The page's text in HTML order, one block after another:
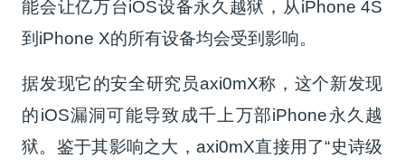
能会让亿万台iOS设备永久越狱，从iPhone 4S
到iPhone X的所有设备均会受到影响。
据发现它的安全研究员axi0mX称，这个新发现
的iOS漏洞可能导致成千上万部iPhone永久越
狱。鉴于其影响之大，axi0mX直接用了“史诗级